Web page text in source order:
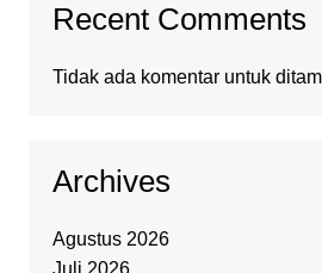
Recent Comments
Tidak ada komentar untuk
Archives
Agustus 2026
Juli 2026